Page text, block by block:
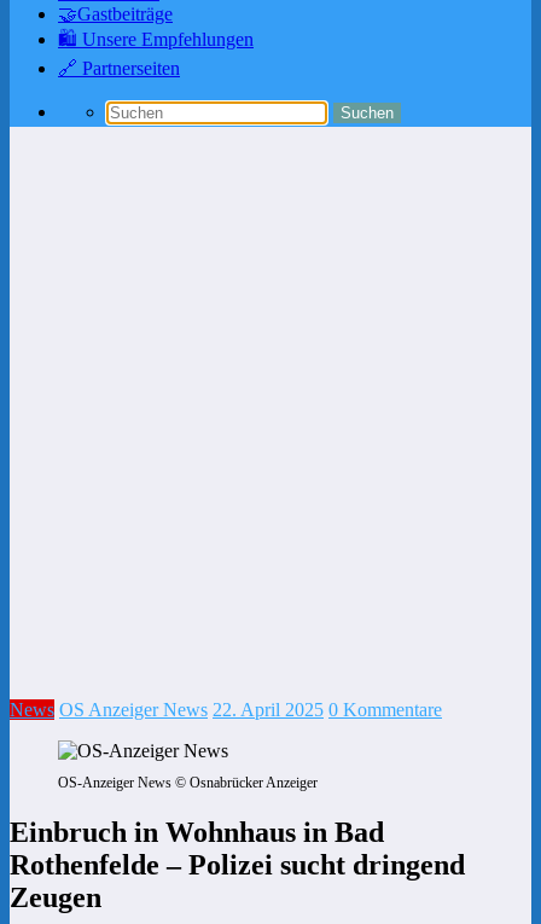
🤝Gastbeiträge
🛍️ Unsere Empfehlungen
🔗 Partnerseiten
News OS Anzeiger News 22. April 2025 0 Kommentare
OS-Anzeiger News © Osnabrücker Anzeiger
Einbruch in Wohnhaus in Bad
Rothenfelde – Polizei sucht dringend
Zeugen